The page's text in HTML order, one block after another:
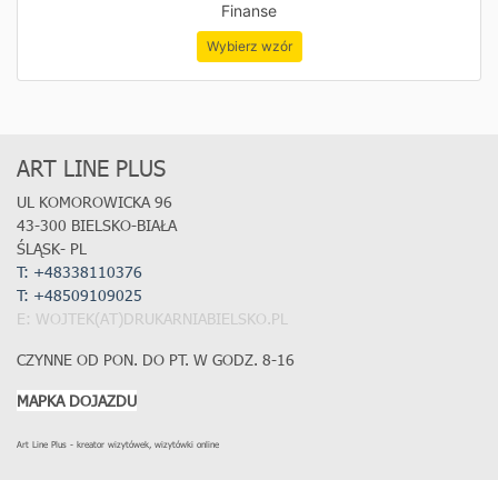
Finanse
Wybierz wzór
ART LINE PLUS
UL KOMOROWICKA 96
43-300 BIELSKO-BIAŁA
ŚLĄSK- PL
T: +48338110376
T: +48509109025
E: WOJTEK(AT)DRUKARNIABIELSKO.PL
CZYNNE OD PON. DO PT. W GODZ. 8-16
MAPKA DOJAZDU
Art Line Plus - kreator wizytówek, wizytówki online